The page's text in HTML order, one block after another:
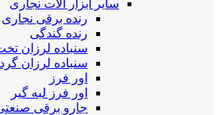
سایر ابزار آلات نجاری
رنده برقی نجاری
رنده گندگی
سنباده لرزان
سنباده لرزان گرد
اور فرز
اور فرز لبه گیر
جارو برقی